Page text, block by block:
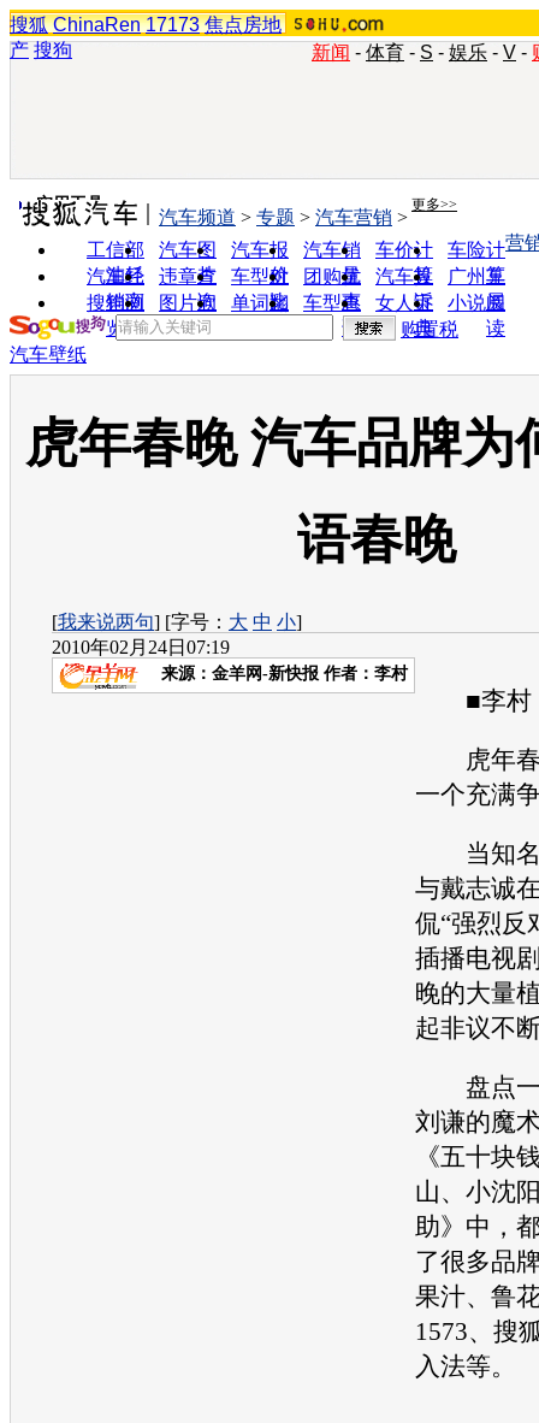
搜狐 ChinaRen 17173 焦点房地
产 搜狗 新闻 - 体育 - S - 娱乐 - V -
实用工具 更多>>
工信部
油耗
汽车图
片
汽车报
价
汽车销
量
车价计
算
车险计
算
汽车经
销商
违章查
询
车型对
比
团购优
惠
汽车投
诉
广州车
展
搜狗浏
览器
图片欣
赏
单词翻
车型查
询
女人宝
典
小说阅
读
汽车频道 > 专题 > 汽车营销 >
营
购置税
汽车壁纸
虎年春晚 汽车品牌为
语春晚
[我来说两句] [字号： 大 中 小]
2010年02月24日07:19
来源： 金羊网-新快报 作者：李村
■李村
虎年春
一个充满
当知名
与戴志诚
侃“强烈反
插播电视
晚的大量
起非议不
盘点一
刘谦的魔
《五十块
山、小沈
助》中，
了很多品
果汁、鲁
1573、搜
入法等。